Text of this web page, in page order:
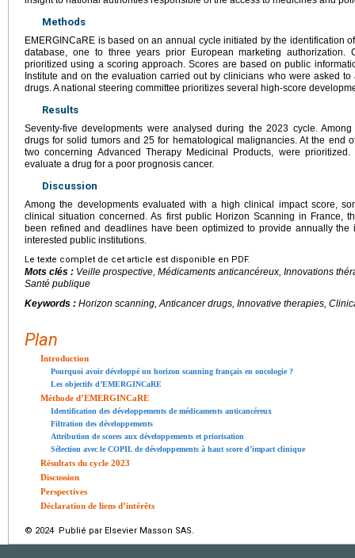
Methods
EMERGINCaRE is based on an annual cycle initiated by the identification
database, one to three years prior European marketing authorization.
prioritized using a scoring approach. Scores are based on public
Institute and on the evaluation carried out by clinicians who were asked
drugs. A national steering committee prioritizes several high-score
Results
Seventy-five developments were analysed during the 2023 cycle.
drugs for solid tumors and 25 for hematological malignancies. At the end
two concerning Advanced Therapy Medicinal Products, were
evaluate a drug for a poor prognosis cancer.
Discussion
Among the developments evaluated with a high clinical impact score,
clinical situation concerned. As first public Horizon Scanning in France,
been refined and deadlines have been optimized to provide annually the
interested public institutions.
Le texte complet de cet article est disponible en PDF.
Mots clés : Veille prospective, Médicaments anticancéreux, Innovations
Santé publique
Keywords : Horizon scanning, Anticancer drugs, Innovative therapies,
Plan
Introduction
Pourquoi avoir développé un horizon scanning français en oncologie ?
Les objectifs d’EMERGINCaRE
Méthode d’EMERGINCaRE
Identification des développements de médicaments anticancéreux
Filtration des développements
Attribution de scores aux développements et priorisation
Sélection avec le COPIL de développements à haut score d’impact clinique
Résultats du cycle 2023
Discussion
Perspectives
Déclaration de liens d’intérêts
© 2024 Publié par Elsevier Masson SAS.